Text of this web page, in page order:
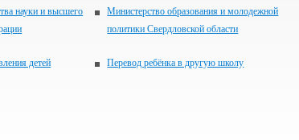
науки и высшего
Министерство образования и молодежной
политики Свердловской области
детей Перевод ребёнка в другую школу